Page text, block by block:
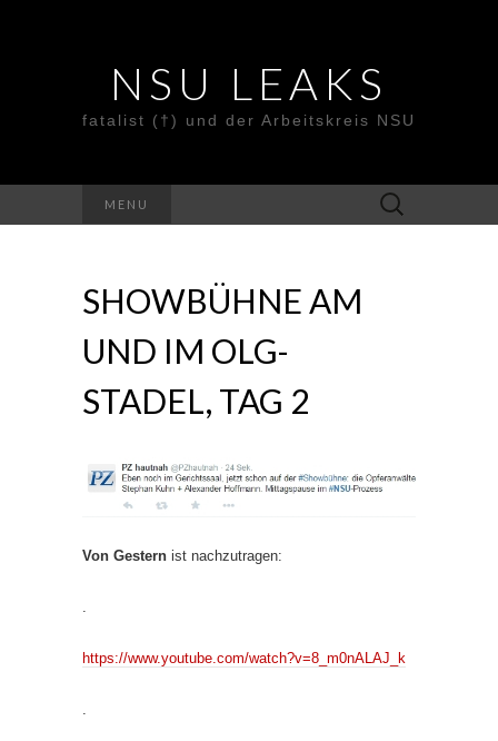
NSU LEAKS
fatalist (†) und der Arbeitskreis NSU
MENU
Suche
nach:
SHOWBÜHNE AM
UND IM OLG-
STADEL, TAG 2
Von Gestern ist nachzutragen:
https://www.youtube.com/watch?v=8_m0nALAJ_k